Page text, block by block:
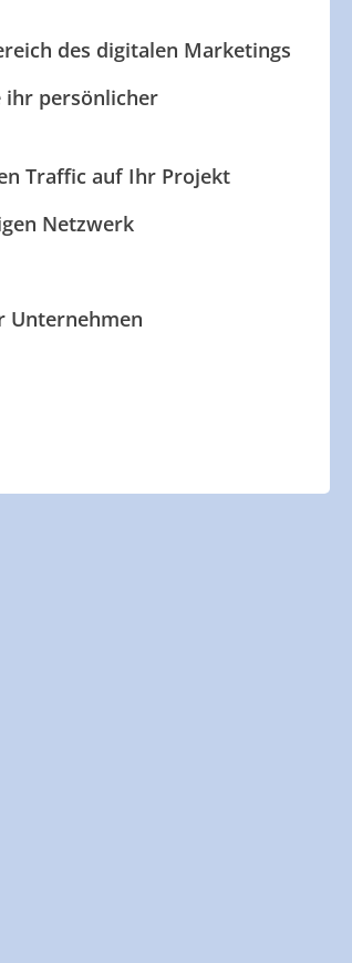
des digitalen Marketings
ihr persönlicher
Traffic auf Ihr Projekt
Netzwerk
Unternehmen